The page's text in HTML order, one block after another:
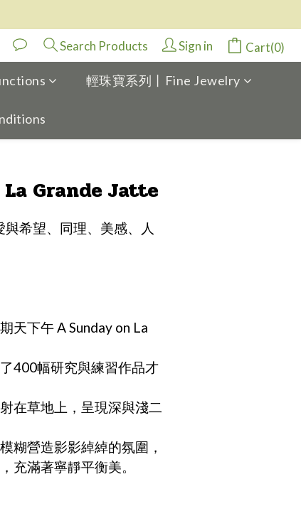
Search Products Sign in Cart(0)
輕珠寶系列丨Fine Jewelry
Grande Jatte
希望、同理、美感、人
天下午 A Sunday on La
400幅研究與練習作品才
在草地上，呈現深與淺二
糊營造影影綽綽的氛圍，
充滿著寧靜平衡美。